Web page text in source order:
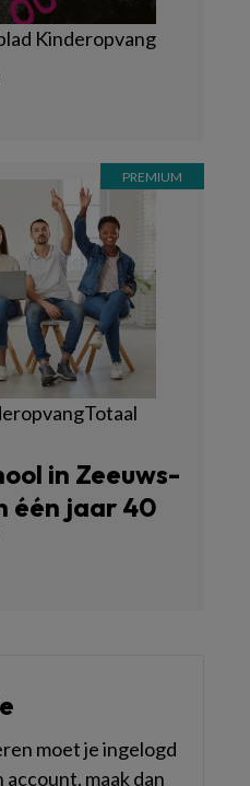
Kinderopvang
in Zeeuws-
één jaar 40
moet je ingelogd
account, maak dan